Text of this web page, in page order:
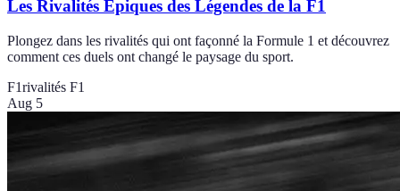
Les Rivalités Épiques des Légendes de la F1
Plongez dans les rivalités qui ont façonné la Formule 1 et découvrez
comment ces duels ont changé le paysage du sport.
F1rivalités F1
Aug 5